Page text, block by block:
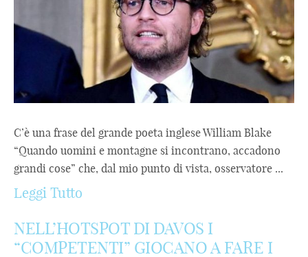
C’è una frase del grande poeta inglese William Blake
“Quando uomini e montagne si incontrano, accadono
grandi cose” che, dal mio punto di vista, osservatore ...
Leggi Tutto
NELL’HOTSPOT DI DAVOS I
“COMPETENTI” GIOCANO A FARE I